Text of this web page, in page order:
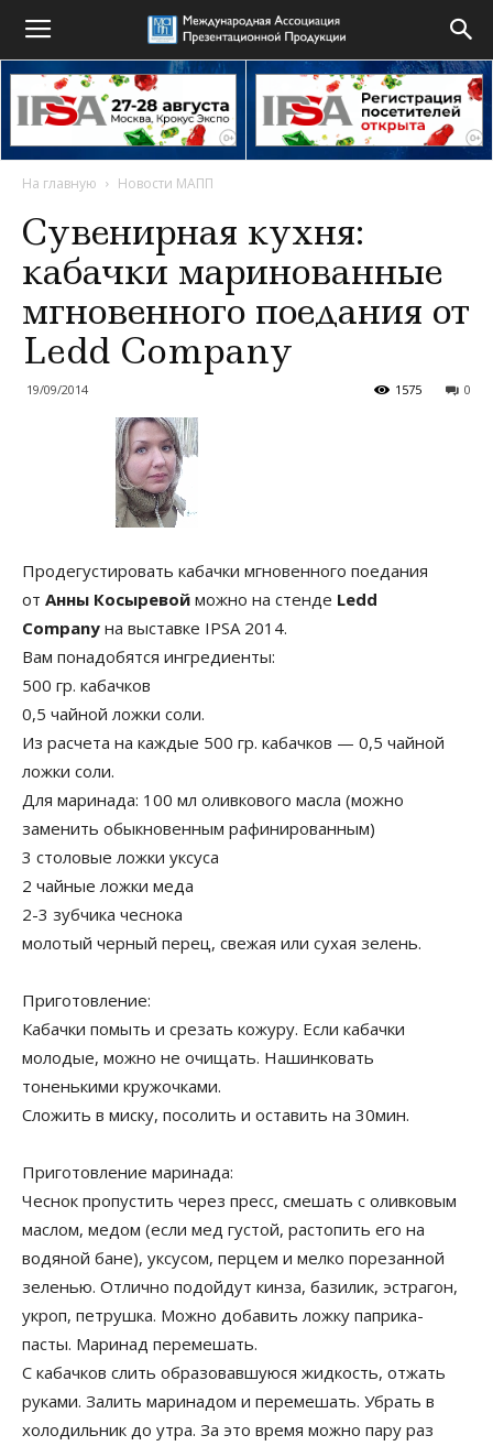
На главную Новости МАПП
Сувенирная кухня:
кабачки маринованные
мгновенного поедания от
Ledd Company
19/09/2014 0
1575
Продегустировать кабачки мгновенного поедания
от Анны Косыревой можно на стенде Ledd
Company на выставке IPSA 2014.
Вам понадобятся ингредиенты:
500 гр. кабачков
0,5 чайной ложки соли.
Из расчета на каждые 500 гр. кабачков — 0,5 чайной
ложки соли.
Для маринада: 100 мл оливкового масла (можно
заменить обыкновенным рафинированным)
3 столовые ложки уксуса
2 чайные ложки меда
2-3 зубчика чеснока
молотый черный перец, свежая или сухая зелень.
Приготовление:
Кабачки помыть и срезать кожуру. Если кабачки
молодые, можно не очищать. Нашинковать
тоненькими кружочками.
Сложить в миску, посолить и оставить на 30мин.
Приготовление маринада:
Чеснок пропустить через пресс, смешать с оливковым
маслом, медом (если мед густой, растопить его на
водяной бане), уксусом, перцем и мелко порезанной
зеленью. Отлично подойдут кинза, базилик, эстрагон,
укроп, петрушка. Можно добавить ложку паприка-
пасты. Маринад перемешать.
С кабачков слить образовавшуюся жидкость, отжать
руками. Залить маринадом и перемешать. Убрать в
холодильник до утра. За это время можно пару раз